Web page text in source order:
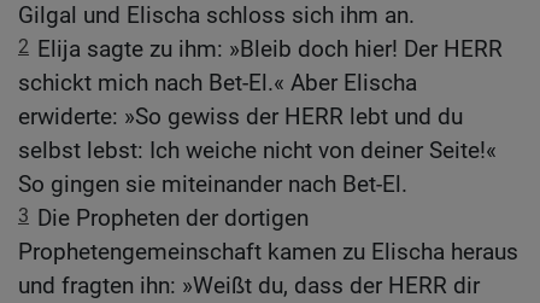
Gilgal und Elischa schloss sich ihm an.
2 Elija sagte zu ihm: »Bleib doch hier! Der HERR
schickt mich nach Bet-El.« Aber Elischa
erwiderte: »So gewiss der HERR lebt und du
selbst lebst: Ich weiche nicht von deiner Seite!«
So gingen sie miteinander nach Bet-El.
3 Die Propheten der dortigen
Prophetengemeinschaft kamen zu Elischa heraus
und fragten ihn: »Weißt du, dass der HERR dir